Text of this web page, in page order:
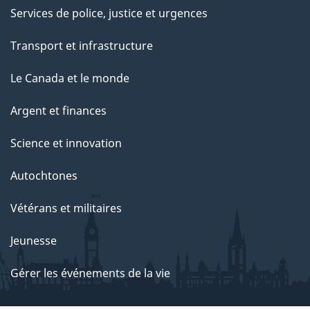
Services de police, justice et urgences
Transport et infrastructure
Le Canada et le monde
Argent et finances
Science et innovation
Autochtones
Vétérans et militaires
Jeunesse
Gérer les événements de la vie